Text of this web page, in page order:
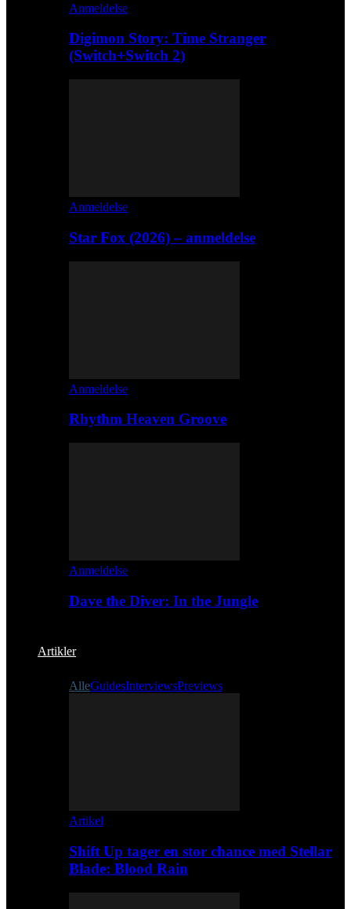
Anmeldelse
Digimon Story: Time Stranger
(Switch+Switch 2)
Anmeldelse
Star Fox (2026) – anmeldelse
Anmeldelse
Rhythm Heaven Groove
Anmeldelse
Dave the Diver: In the Jungle
Artikler
AlleGuidesInterviewsPreviews
Artikel
Shift Up tager en stor chance med Stellar
Blade: Blood Rain